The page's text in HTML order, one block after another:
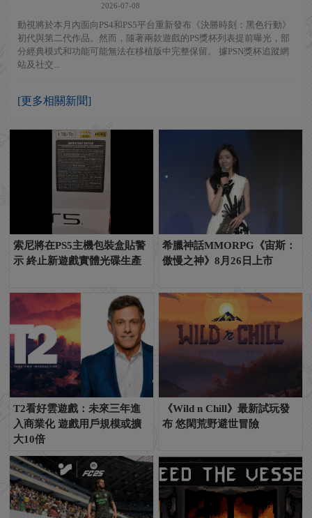
2026-07-08
動視將於本月內面向PS4和PS5平台重新發布《決勝時刻：黑色行動》
初代與第二代作品。然而，隨著兩款遊戲的PS獎杯列表提前曝光，部
分經典模式和功能可能無法在移植版中完整保留。 據PSN獎杯追蹤網
站及社交...
[更多相關新聞]
索尼將在PS5主機包裝盒貼警
示 終止新遊戲實體光碟生產
希臘神話MMORPG《宙斯：
傲慢之神》8月26日上市
T2看好雲遊戲：未來三年進
入商業化 遊戲用戶規模或擴
大10倍
《Wild n Chill》最新試玩發
布 悠閑荒野避世冒險